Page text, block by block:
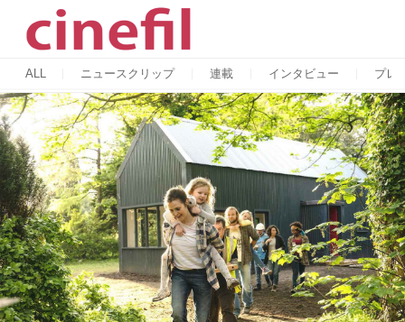
ALL ニュースクリップ 連載 インタビュー プレ